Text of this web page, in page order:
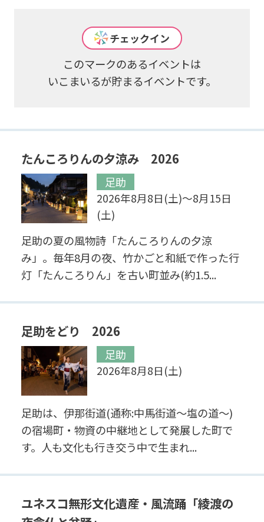
チェックイン
このマークのあるイベントは
いこまいるが貯まるイベントです。
たんころりんの夕涼み 2026
足助
2026年8月8日(土)～8月15日
(土)
足助の夏の風物詩「たんころりんの夕涼
み」。毎年8月の夜、竹かごと和紙で作った行
灯「たんころりん」を古い町並み(約1.5...
足助をどり 2026
足助
2026年8月8日(土)
足助は、伊那街道(通称:中馬街道～塩の道～)
の宿場町・物資の中継地として発展した町で
す。人も文化も行き交う中で生まれ...
ユネスコ無形文化遺産・風流踊「綾渡の